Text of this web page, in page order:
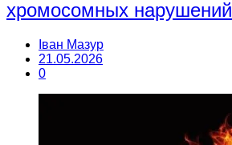
хромосомных нарушений
Іван Мазур
21.05.2026
0